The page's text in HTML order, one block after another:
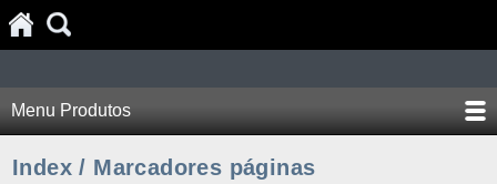
Menu Produtos
Index / Marcadores páginas